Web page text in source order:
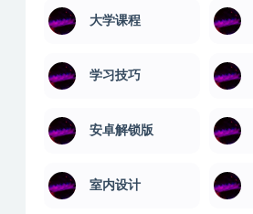
大学课程
学习技巧
安卓解锁版
室内设计